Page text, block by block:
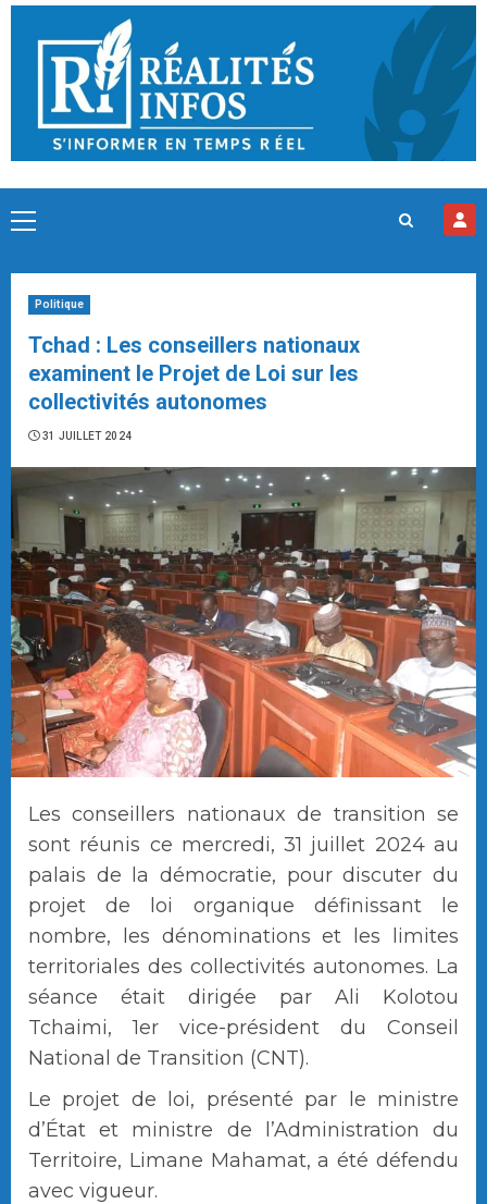
Skip
content
Primary
Politique
Tchad : Les conseillers nationaux
examinent le Projet de Loi sur les
collectivités autonomes
31 JUILLET 2024
Les conseillers nationaux de transition se
sont réunis ce mercredi, 31 juillet 2024 au
palais de la démocratie, pour discuter du
projet de loi organique définissant le
nombre, les dénominations et les limites
territoriales des collectivités autonomes. La
séance était dirigée par Ali Kolotou
Tchaimi, 1er vice-président du Conseil
National de Transition (CNT).
Le projet de loi, présenté par le ministre
d’État et ministre de l’Administration du
Territoire, Limane Mahamat, a été défendu
avec vigueur.